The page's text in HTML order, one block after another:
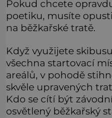
Pokud chcete
poetiku, musíte
na běžkařské tratě.
Když využijete
všechna startovací
areálů, v pohodě
skvěle upravených
Kdo se cítí být
osvětlený běžkařský